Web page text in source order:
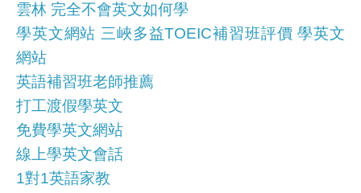
雲林 完全不會英文如何學
學英文網站 三峽多益TOEIC補習班評價 學英文
網站
英語補習班老師推薦
打工渡假學英文
免費學英文網站
線上學英文會話
1對1英語家教